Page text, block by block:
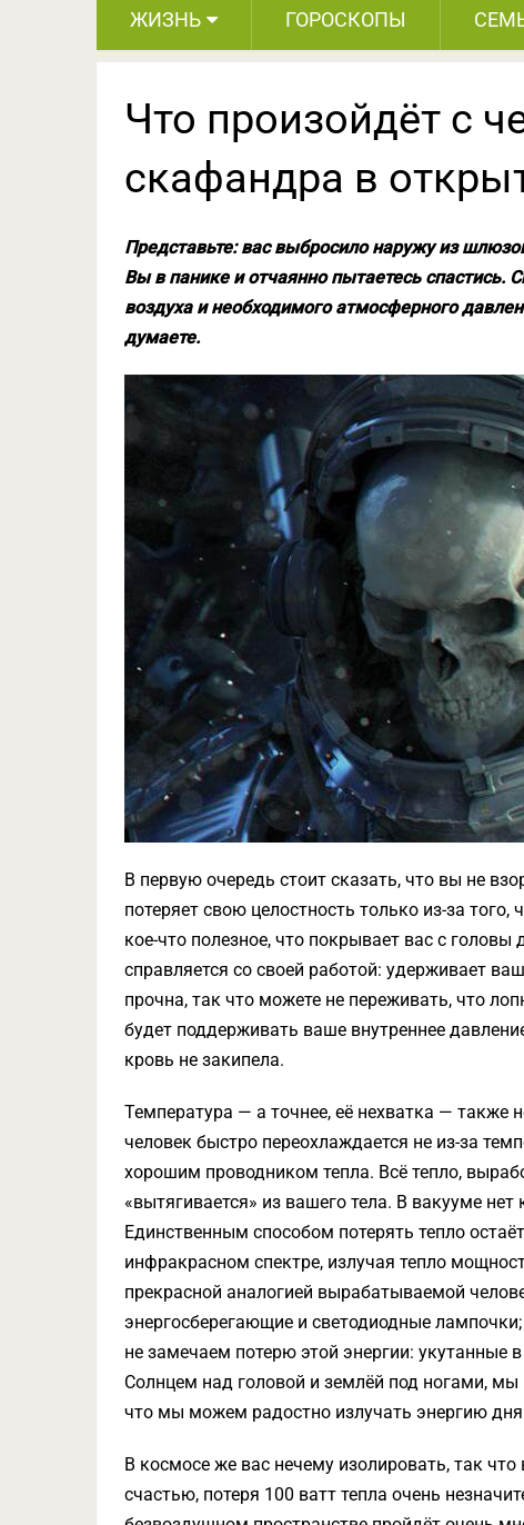
ЖИЗНЬ ГОРОСКОПЫ
Что произойдёт с
скафандра в
Представьте: вас выбросило наружу из
Вы в панике и отчаянно пытаетесь спастись.
воздуха и необходимого атмосферного
думаете.
В первую очередь стоит сказать, что вы не
потеряет свою целостность только из-за
кое-что полезное, что покрывает вас с
справляется со своей работой: удерживает
прочна, так что можете не переживать, что
будет поддерживать ваше внутреннее
кровь не закипела.
Температура — а точнее, её нехватка — также
человек быстро переохлаждается не из-за
хорошим проводником тепла. Всё тепло,
«вытягивается» из вашего тела. В вакууме
Единственным способом потерять тепло
инфракрасном спектре, излучая тепло
прекрасной аналогией вырабатываемой
энергосберегающие и светодиодные
не замечаем потерю этой энергии: укутанные
Солнцем над головой и землёй под ногами, мы
что мы можем радостно излучать энергию
В космосе же вас нечему изолировать, так
счастью, потеря 100 ватт тепла очень